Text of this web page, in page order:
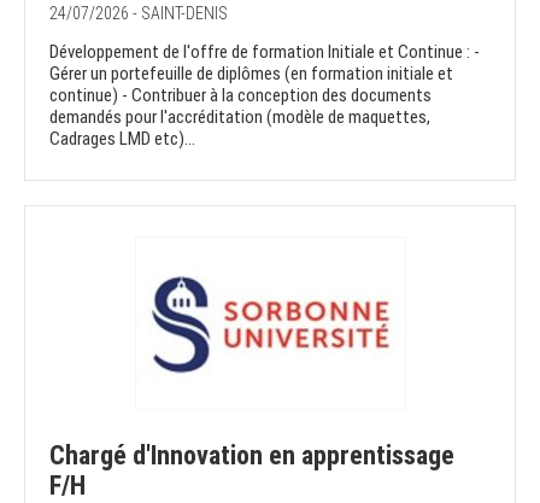
24/07/2026 - SAINT-DENIS
Développement de l'offre de formation Initiale et Continue : -
Gérer un portefeuille de diplômes (en formation initiale et
continue) - Contribuer à la conception des documents
demandés pour l'accréditation (modèle de maquettes,
Cadrages LMD etc)...
Chargé d'Innovation en apprentissage
F/H